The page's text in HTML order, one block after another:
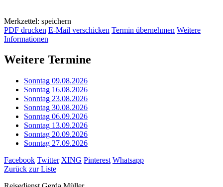
Merkzettel: speichern
PDF drucken E-Mail verschicken Termin übernehmen Weitere
Informationen
Weitere Termine
Sonntag 09.08.2026
Sonntag 16.08.2026
Sonntag 23.08.2026
Sonntag 30.08.2026
Sonntag 06.09.2026
Sonntag 13.09.2026
Sonntag 20.09.2026
Sonntag 27.09.2026
Facebook Twitter XING Pinterest Whatsapp
Zurück zur Liste